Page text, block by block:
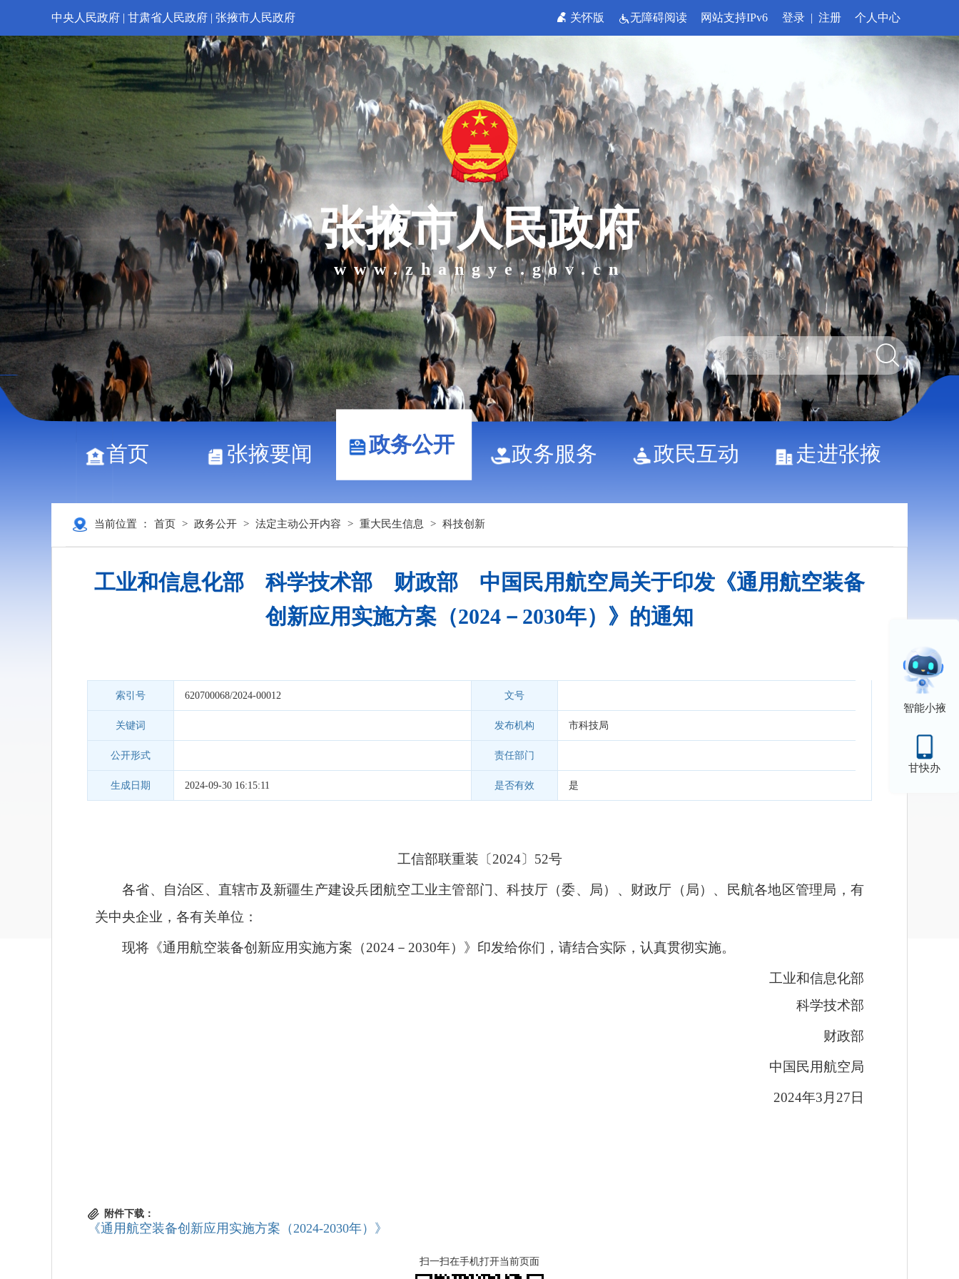
中央人民政府 | 甘肃省人民政府 | 张掖市人民政府 关怀版 无障碍阅读 网站支持IPv6 登录 | 注册 个人中心
张掖市人民政府
www.zhangye.gov.cn
首页 张掖要闻 政务公开 政务服务 政民互动 走进张掖
智能小掖
甘快办
当前位置 ： 首页 > 政务公开 > 法定主动公开内容 > 重大民生信息 > 科技创新
工业和信息化部 科学技术部 财政部 中国民用航空局关于印发《通用航空装备
创新应用实施方案（2024－2030年）》的通知
索引号 620700068/2024-00012 文号
关键词 发布机构 市科技局
公开形式 责任部门
生成日期 2024-09-30 16:15:11 是否有效 是
工信部联重装〔2024〕52号
各省、自治区、直辖市及新疆生产建设兵团航空工业主管部门、科技厅（委、局）、财政厅（局）、民航各地区管理局，有
关中央企业，各有关单位：
现将 《通用航空装备创新应用实施方案（2024－2030年）》 印发给你们，请结合实际，认真贯彻实施。
工业和信息化部
科学技术部
财政部
中国民用航空局
2024年3月27日
附件下载：
《通用航空装备创新应用实施方案（2024-2030年）》
扫一扫在手机打开当前页面